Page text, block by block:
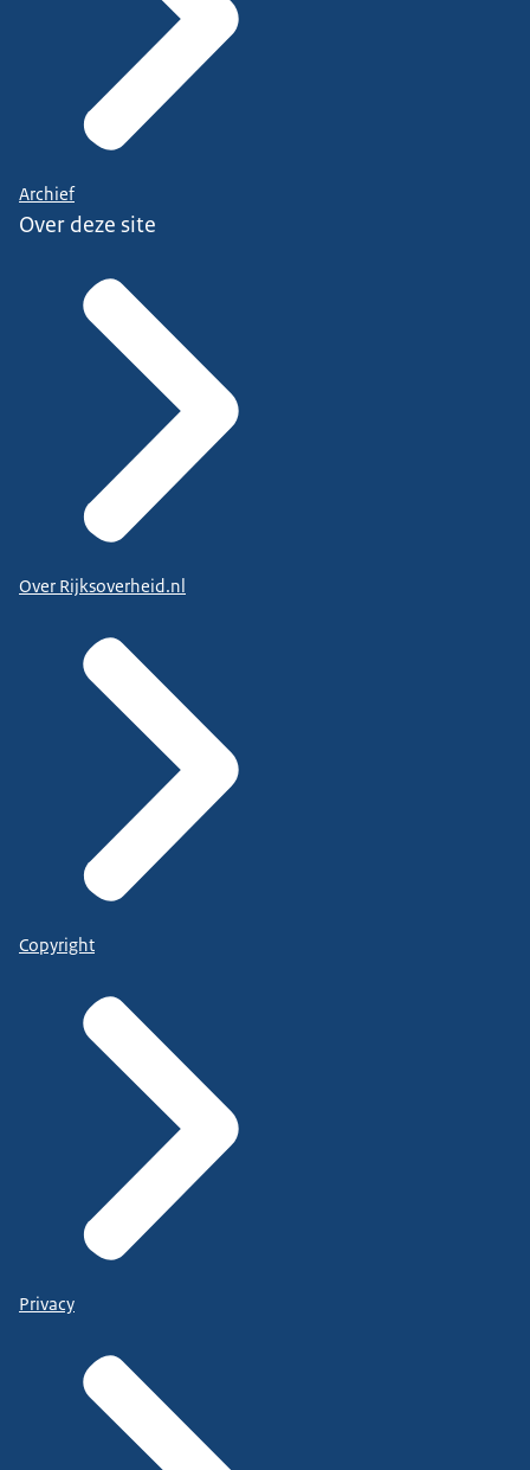
Archief
Over deze site
Over Rijksoverheid.nl
Copyright
Privacy